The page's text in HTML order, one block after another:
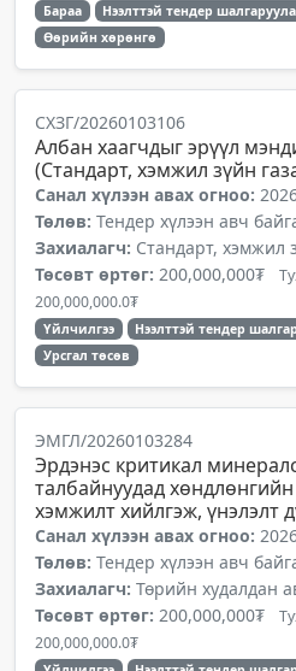
Бараа
Нээлттэй тендер
Өөрийн хөрөнгө
СХЗГ/20260103106
Албан хаагчдыг эрүүл
(Стандарт, хэмжил зүйн
Санал хүлээн авах огноо:
Төлөв: Тендер хүлээн авч
Захиалагч: Стандарт, хэмжил
Төсөвт өртөг: 200,000,000₮
200,000,000.0₮
Үйлчилгээ
Нээлттэй тендер
Урсгал төсөв
ЭМГЛ/20260103284
Эрдэнэс критикал
талбайнуудад
хэмжилт хийлгэж, үнэлэлт
Санал хүлээн авах огноо:
Төлөв: Тендер хүлээн авч
Захиалагч: Төрийн худалдан
Төсөвт өртөг: 200,000,000₮
200,000,000.0₮